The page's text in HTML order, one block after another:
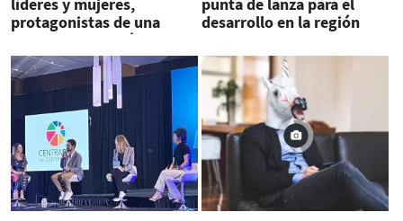
líderes y mujeres,
protagonistas de una
nueva Centroamérica
punta de lanza para el
desarrollo en la región